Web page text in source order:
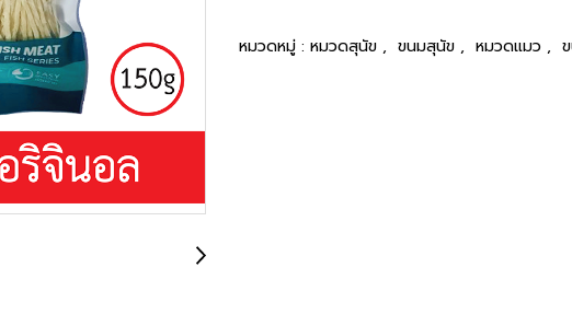
หมวดหมู่ : หมวดสุนัข , ขนมสุนัข , หมวดแมว ,